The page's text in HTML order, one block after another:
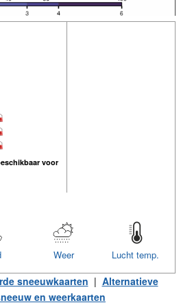
voor
Lucht temp.
Weer
sneeuwkaarten | Alternatieve
en weerkaarten